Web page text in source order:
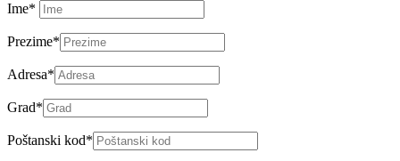
Ime*
Prezime*
Adresa*
Grad*
Poštanski kod*